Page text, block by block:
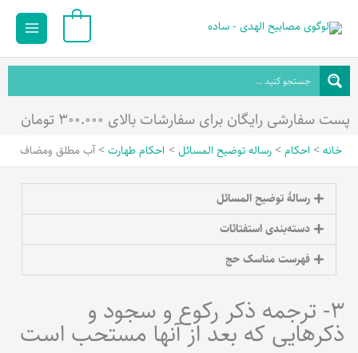
محتوا
Main
پست سفارشی رایگان برای سفارشات بالای ۳۰۰.۰۰۰ تومان
خانه احکام رساله توضیح المسائل احکام طهارت آب مطلق ومضاف
رسالۀ توضیح المسائل
دسته‌بندی استفتائات
فهرست مناسک حج
3- ترجمه ذکر رکوع و سجود و
ذکرهایی که بعد از آنها مستحب است